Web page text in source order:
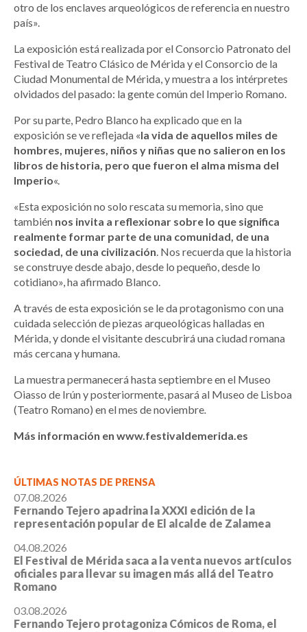
otro de los enclaves arqueológicos de referencia en nuestro
país».
La exposición está realizada por el Consorcio Patronato del
Festival de Teatro Clásico de Mérida y el Consorcio de la
Ciudad Monumental de Mérida, y muestra a los intérpretes
olvidados del pasado: la gente común del Imperio Romano.
Por su parte, Pedro Blanco ha explicado que en la
exposición se ve reflejada «la vida de aquellos miles de
hombres, mujeres, niños y niñas que no salieron en los
libros de historia, pero que fueron el alma misma del
Imperio«.
«Esta exposición no solo rescata su memoria, sino que
también nos invita a reflexionar sobre lo que significa
realmente formar parte de una comunidad, de una
sociedad, de una civilización. Nos recuerda que la historia
se construye desde abajo, desde lo pequeño, desde lo
cotidiano», ha afirmado Blanco.
A través de esta exposición se le da protagonismo con una
cuidada selección de piezas arqueológicas halladas en
Mérida, y donde el visitante descubrirá una ciudad romana
más cercana y humana.
La muestra permanecerá hasta septiembre en el Museo
Oiasso de Irún y posteriormente, pasará al Museo de Lisboa
(Teatro Romano) en el mes de noviembre.
Más información en www.festivaldemerida.es
ÚLTIMAS NOTAS DE PRENSA
07.08.2026
Fernando Tejero apadrina la XXXI edición de la
representación popular de El alcalde de Zalamea
04.08.2026
El Festival de Mérida saca a la venta nuevos artículos
oficiales para llevar su imagen más allá del Teatro
Romano
03.08.2026
Fernando Tejero protagoniza Cómicos de Roma, el